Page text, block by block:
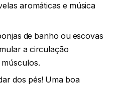
aromáticas e música
de banho ou escovas
a circulação
dos pés! Uma boa